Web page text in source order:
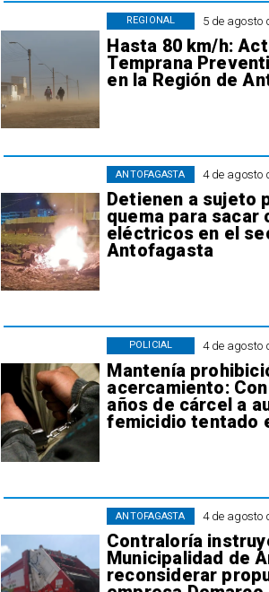
5 de agosto
Hasta 80 km/h:
Temprana
en la Región de
REGIONAL
4 de agosto
Detienen a sujeto
quema para sacar
eléctricos en el
Antofagasta
ANTOFAGASTA
4 de agosto
Mantenía
acercamiento:
años de cárcel a
femicidio tentado
POLICIAL
4 de agosto
Contraloría
Municipalidad de
reconsiderar
ANTOFAGASTA